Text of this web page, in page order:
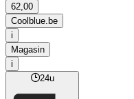
62,00
Coolblue.be
i
Magasin
i
24u